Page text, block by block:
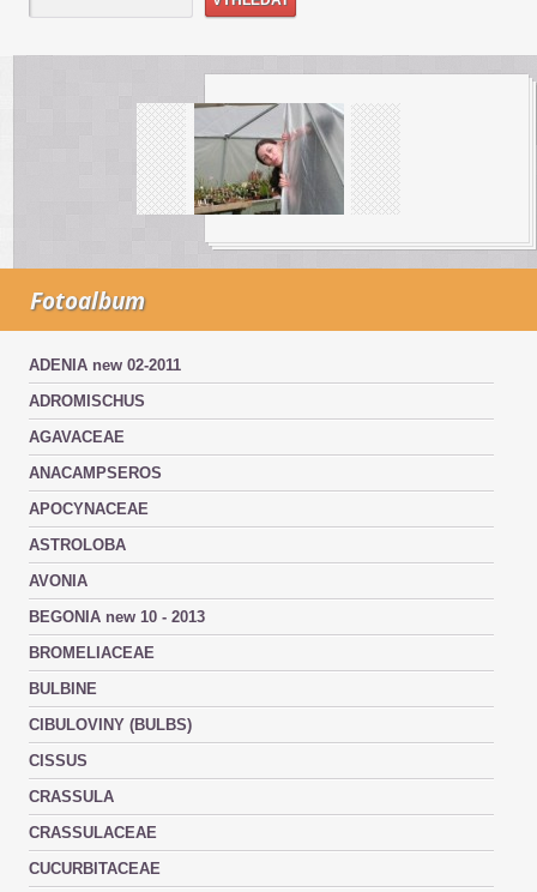
Fotoalbum
ADENIA new 02-2011
ADROMISCHUS
AGAVACEAE
ANACAMPSEROS
APOCYNACEAE
ASTROLOBA
AVONIA
BEGONIA new 10 - 2013
BROMELIACEAE
BULBINE
CIBULOVINY (BULBS)
CISSUS
CRASSULA
CRASSULACEAE
CUCURBITACEAE